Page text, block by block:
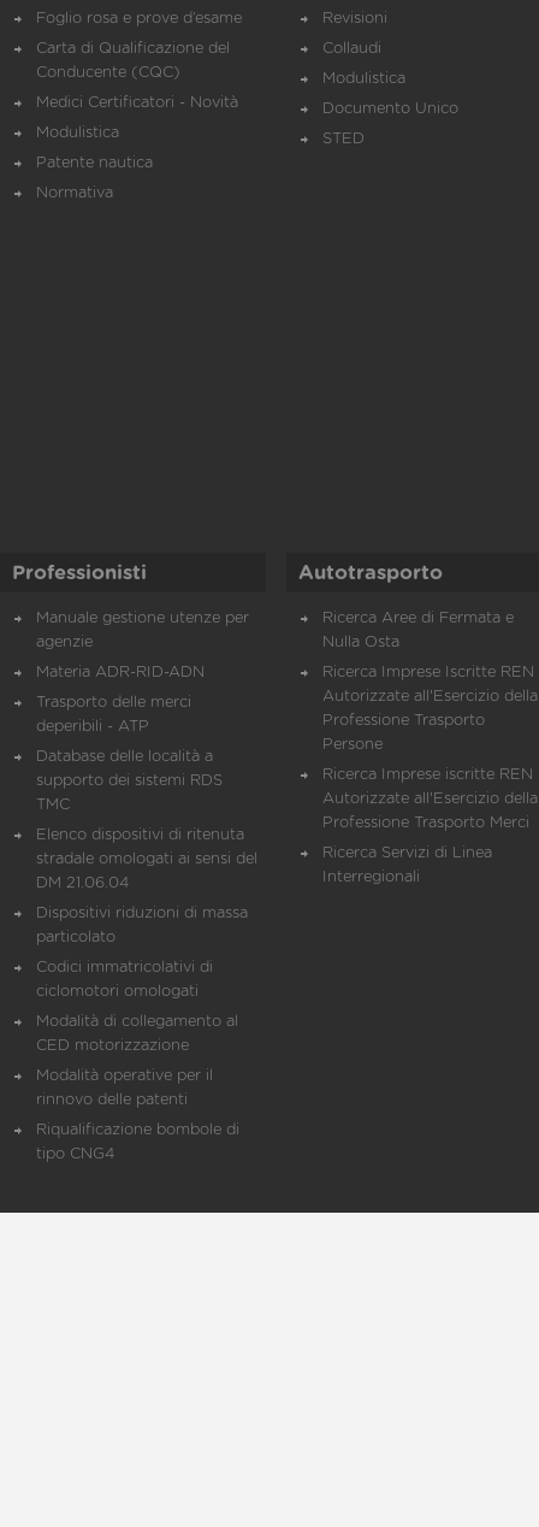
Foglio rosa e prove d’esame
Carta di Qualificazione del
Conducente (CQC)
Medici Certificatori - Novità
Modulistica
Patente nautica
Normativa
Revisioni
Collaudi
Modulistica
Documento Unico
STED
Professionisti
Manuale gestione utenze per
agenzie
Materia ADR-RID-ADN
Trasporto delle merci
deperibili - ATP
Database delle località a
supporto dei sistemi RDS
TMC
Elenco dispositivi di ritenuta
stradale omologati ai sensi del
DM 21.06.04
Dispositivi riduzioni di massa
particolato
Codici immatricolativi di
ciclomotori omologati
Modalità di collegamento al
CED motorizzazione
Modalità operative per il
rinnovo delle patenti
Riqualificazione bombole di
tipo CNG4
Autotrasporto
Ricerca Aree di Fermata e
Nulla Osta
Ricerca Imprese Iscritte REN
Autorizzate all'Esercizio della
Professione Trasporto
Persone
Ricerca Imprese iscritte REN
Autorizzate all'Esercizio della
Professione Trasporto Merci
Ricerca Servizi di Linea
Interregionali